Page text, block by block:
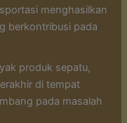
menghasilkan
berkontribusi pada
produk sepatu,
di tempat
pada masalah